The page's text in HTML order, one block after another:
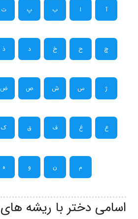
آ ا ب پ ت
چ ح خ د ذ
ژ س ش ص ض
ع غ ف ق ک
م ن و ه
اسامی دختر با ریشه های